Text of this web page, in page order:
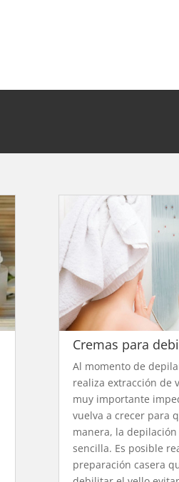
Cremas para
Al momento de
realiza extracción de
muy importante
vuelva a crecer para
manera, la depilación
sencilla. Es posible
preparación casera